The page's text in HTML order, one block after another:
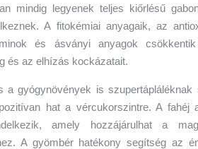
mindig legyenek teljes kiőrlésű
A fitokémiai anyagaik, az
és ásványi anyagok
és az elhízás kockázatait.
a gyógynövények is
hat a vércukorszintre. A fahéj
amely hozzájárulhat a
A gyömbér hatékony segítség az